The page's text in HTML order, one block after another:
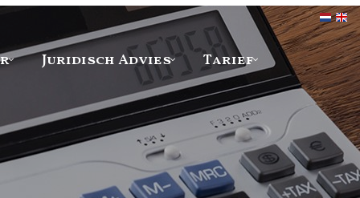
Juridisch Advies
Tarief